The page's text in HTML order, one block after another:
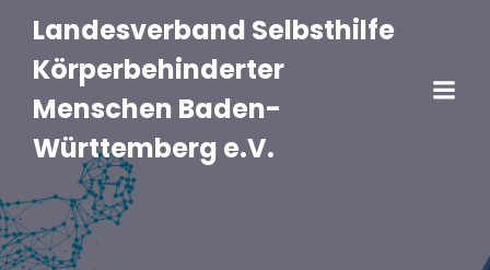
Landesverband Selbsthilfe
Körperbehinderter
Menschen Baden-
Württemberg e.V.